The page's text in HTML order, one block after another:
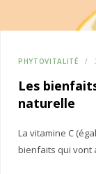
PHYTOVITALITÉ
Les
naturelle
La vitamine C
bienfaits qui vont